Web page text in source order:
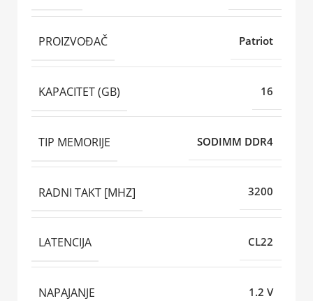
PROIZVOĐAČ Patriot
KAPACITET (GB) 16
TIP MEMORIJE SODIMM DDR4
RADNI TAKT [MHZ] 3200
LATENCIJA CL22
NAPAJANJE 1.2 V